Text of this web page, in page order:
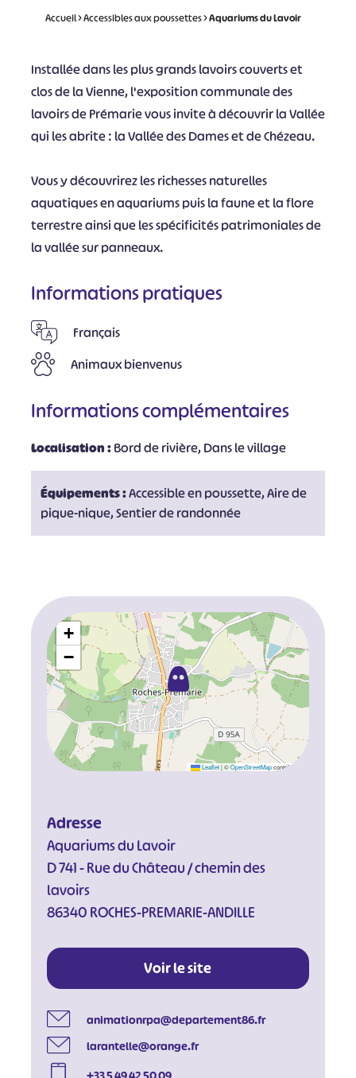
Accueil>Accessibles aux poussettes>Aquariums du Lavoir
Installée dans les plus grands lavoirs couverts et
clos de la Vienne, l'exposition communale des
lavoirs de Prémarie vous invite à découvrir la Vallée
qui les abrite : la Vallée des Dames et de Chézeau.
Vous y découvrirez les richesses naturelles
aquatiques en aquariums puis la faune et la flore
terrestre ainsi que les spécificités patrimoniales de
la vallée sur panneaux.
Informations pratiques
Français
Animaux bienvenus
Informations complémentaires
Localisation :Bord de rivière, Dans le village
Équipements :Accessible en poussette, Aire de
pique-nique, Sentier de randonnée
+
−
Leaflet |©OpenStreetMapcontributors
Adresse
Aquariums du Lavoir
D 741 - Rue du Château / chemin des
lavoirs
86340 ROCHES-PREMARIE-ANDILLE
Voir le site
animationrpa@departement86.fr
larantelle@orange.fr
+33 5 49 42 50 09